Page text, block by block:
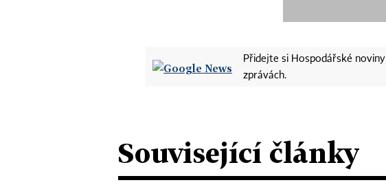
Přidejte si Hospodářské noviny
zprávách.
Související články